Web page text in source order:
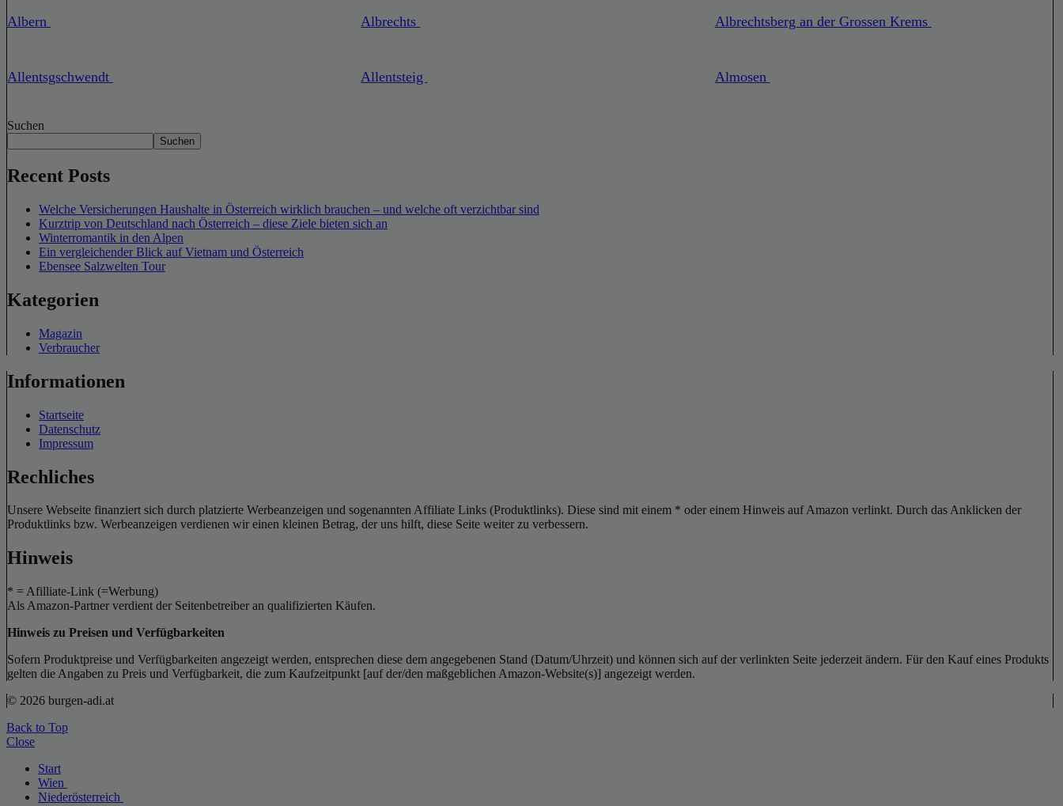
Albern Albrechts Albrechtsberg an der Grossen Krems
Allentsgschwendt Allentsteig Almosen
Suchen
Suchen
Recent Posts
Welche Versicherungen Haushalte in Österreich wirklich brauchen – und welche oft verzichtbar sind
Kurztrip von Deutschland nach Österreich – diese Ziele bieten sich an
Winterromantik in den Alpen
Ein vergleichender Blick auf Vietnam und Österreich
Ebensee Salzwelten Tour
Kategorien
Magazin
Verbraucher
Informationen
Startseite
Datenschutz
Impressum
Rechliches
Unsere Webseite finanziert sich durch platzierte Werbeanzeigen und sogenannten Affiliate Links (Produktlinks). Diese sind mit einem * oder einem Hinweis auf Amazon verlinkt. Durch das Anklicken der
Produktlinks bzw. Werbeanzeigen verdienen wir einen kleinen Betrag, der uns hilft, diese Seite weiter zu verbessern.
Hinweis
* = Afilliate-Link (=Werbung)
Als Amazon-Partner verdient der Seitenbetreiber an qualifizierten Käufen.
Hinweis zu Preisen und Verfügbarkeiten
Sofern Produktpreise und Verfügbarkeiten angezeigt werden, entsprechen diese dem angegebenen Stand (Datum/Uhrzeit) und können sich auf der verlinkten Seite jederzeit ändern. Für den Kauf eines Produkts
gelten die Angaben zu Preis und Verfügbarkeit, die zum Kaufzeitpunkt [auf der/den maßgeblichen Amazon-Website(s)] angezeigt werden.
© 2026 burgen-adi.at
Back to Top
Close
Start
Wien
Niederösterreich